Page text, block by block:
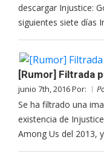
descargar Injustice:
siguientes siete días
[Rumor] Filtrada
junio 7th, 2016 Por:
Se ha filtrado una
existencia de
Among Us del 2013,